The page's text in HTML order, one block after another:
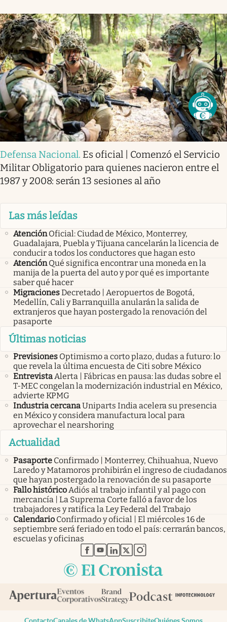
Defensa Nacional. Es oficial | Comenzó el Servicio
Militar Obligatorio para quienes nacieron entre el
1987 y 2008: serán 13 sesiones al año
Las más leídas
Atención Oficial: Ciudad de México, Monterrey,
Guadalajara, Puebla y Tijuana cancelarán la licencia de
conducir a todos los conductores que hagan esto
Atención Qué significa encontrar una moneda en la
manija de la puerta del auto y por qué es importante
saber qué hacer
MigracionesDecretado | Aeropuertos de Bogotá,
Medellín, Cali y Barranquilla anularán la salida de
extranjeros que hayan postergado la renovación del
pasaporte
Últimas noticias
Previsiones Optimismo a corto plazo, dudas a futuro: lo
que revela la última encuesta de Citi sobre México
EntrevistaAlerta | Fábricas en pausa: las dudas sobre el
T-MEC congelan la modernización industrial en México,
advierte KPMG
Industria cercanaUniparts India acelera su presencia
en México y considera manufactura local para
aprovechar el nearshoring
Actualidad
Pasaporte Confirmado | Monterrey, Chihuahua, Nuevo
Laredo y Matamoros prohibirán el ingreso de ciudadanos
que hayan postergado la renovación de su pasaporte
Fallo histórico Adiós al trabajo infantil y al pago con
mercancía | La Suprema Corte falló a favor de los
trabajadores y ratifica la Ley Federal del Trabajo
Calendario Confirmado y oficial | El miércoles 16 de
septiembre será feriado en todo el país: cerrarán bancos,
escuelas y oficinas
abre en nueva pestaña
abre en nueva pestaña
abre en nueva pestaña
abre en nueva pestaña
abre en nueva pestaña